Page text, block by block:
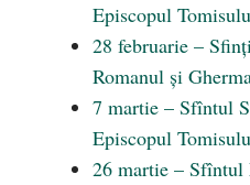
Episcopul
28 februarie –
Romanul și
7 martie – Sfîntul
Episcopul
26 martie –